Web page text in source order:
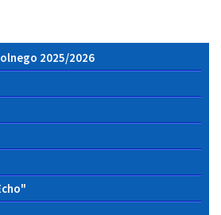
2025/2026